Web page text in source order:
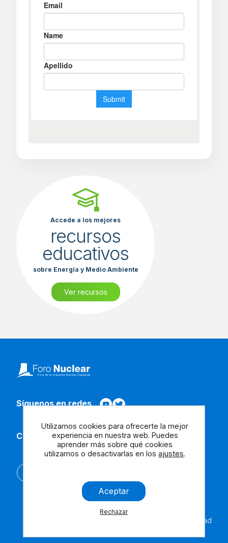
Accede a los mejores
recursos
educativos
sobre Energía y Medio Ambiente
Ver recursos
Síguenos en redes
Contacta con nosotros
Accesibilidad
Utilizamos cookies para ofrecerte la mejor
experiencia en nuestra web. Puedes
aprender más sobre qué cookies
utilizamos o desactivarlas en losajustes.
Aceptar
Rechazar